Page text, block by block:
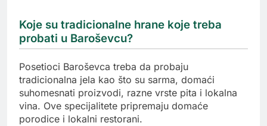
Koje su tradicionalne hrane koje treba
probati u Baroševcu?
Posetioci Baroševca treba da probaju
tradicionalna jela kao što su sarma, domaći
suhomesnati proizvodi, razne vrste pita i lokalna
vina. Ove specijalitete pripremaju domaće
porodice i lokalni restorani.